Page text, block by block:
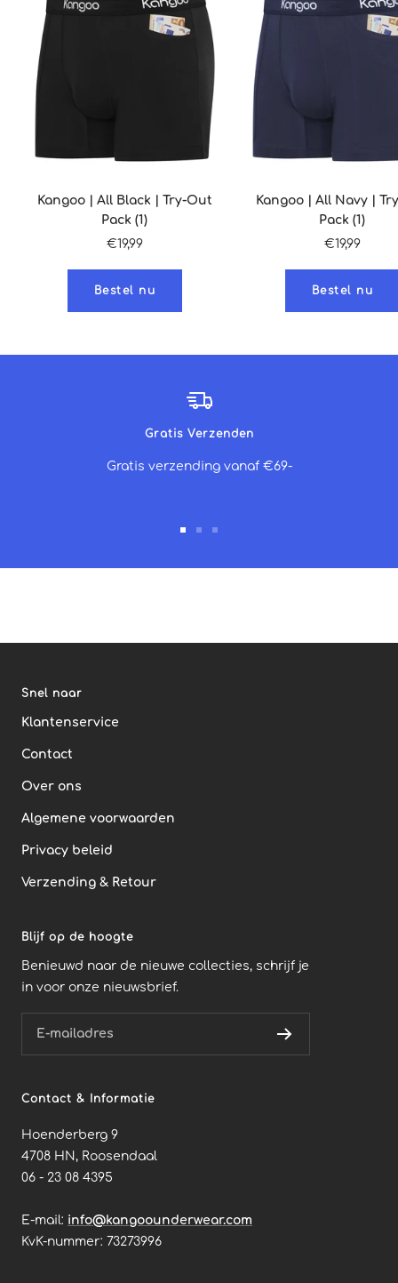
Kangoo | All Black | Try-Out
Pack (1)
Sale
€19,99
Bestel nu
Kangoo | All Navy |
Pack (1)
Sale
€19,99
Bestel nu
Gratis Verzenden
Gratis verzending vanaf €69-
Snel naar
Klantenservice
Contact
Over ons
Algemene voorwaarden
Privacy beleid
Verzending & Retour
Blijf op de hoogte
Benieuwd naar de nieuwe collecties, schrijf je
in voor onze nieuwsbrief.
E-mailadres
Contact & Informatie
Hoenderberg 9
4708 HN, Roosendaal
06 - 23 08 4395
E-mail: info@kangoounderwear.com
KvK-nummer: 73273996